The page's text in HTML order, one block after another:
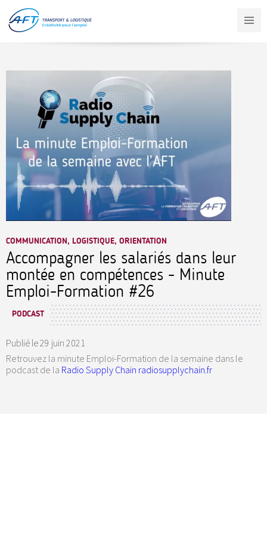
contenu
principal
COMMUNICATION, LOGISTIQUE, ORIENTATION
Accompagner les salariés dans leur
montée en compétences - Minute
Emploi-Formation #26
PODCAST
Publié le29 juin 2021
Retrouvez la minute Emploi-Formation de la semaine dans le
podcast de la Radio Supply Chain radiosupplychain.fr